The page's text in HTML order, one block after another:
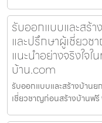
รับออกแบบและสร้า
และปรึกษาผู้เชี่ยว
แนะนำอย่างจริงใจ
บ้าน.com
รับออกแบบและสร้างบ้านย
เชี่ยวชาญก่อนสร้างบ้านฟรี